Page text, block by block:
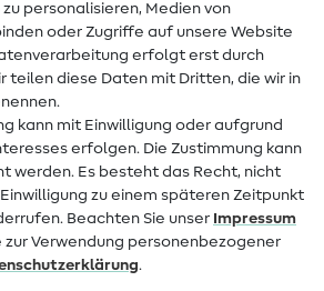
zu personalisieren, Medien von
oder Zugriffe auf unsere Website
erfolgt erst durch
teilen diese Daten mit Dritten, die wir in
kann mit Einwilligung oder aufgrund
erfolgen. Die Zustimmung kann
werden. Es besteht das Recht, nicht
zu einem späteren Zeitpunkt
Beachten Sie unser Impressum
zur Verwendung personenbezogener
.